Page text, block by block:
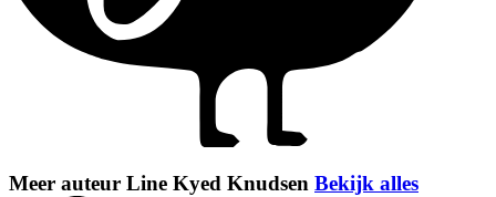
Meer auteur Line Kyed Knudsen Bekijk alles